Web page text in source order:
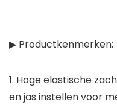
▶ Productkenmerken:
1. Hoge elastische
en jas instellen voor